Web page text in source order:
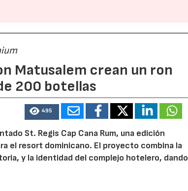
Matusalem crean un ron
200 botellas
495
St. Regis Cap Cana Rum, una edición
el resort dominicano. El proyecto combina la
y la identidad del complejo hotelero, dando